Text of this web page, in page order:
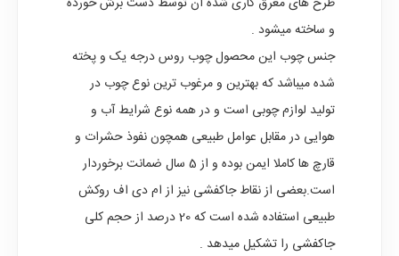
و ساخته میشود .
جنس چوب این محصول چوب روس درجه یک و پخته
شده میباشد که بهترین و مرغوب ترین نوع چوب در
تولید لوازم چوبی است و در همه نوع شرایط آب و
هوایی در مقابل عوامل طبیعی همچون نفوذ حشرات و
قارچ ها کاملا ایمن بوده و از 5 سال ضمانت برخوردار
است.بعضی از نقاط جاکفشی نیز از ام دی اف روکش
طبیعی استفاده شده است که 20 درصد از حجم کلی
جاکفشی را تشکیل میدهد .